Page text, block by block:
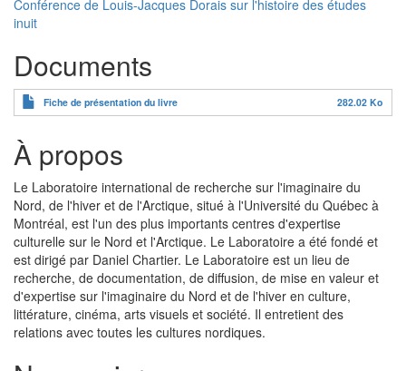
Conférence de Louis-Jacques Dorais sur l'histoire des études
inuit
Documents
Fiche de présentation du livre 282.02 Ko
À propos
Le Laboratoire international de recherche sur l'imaginaire du
Nord, de l'hiver et de l'Arctique, situé à l'Université du Québec à
Montréal, est l'un des plus importants centres d'expertise
culturelle sur le Nord et l'Arctique. Le Laboratoire a été fondé et
est dirigé par Daniel Chartier. Le Laboratoire est un lieu de
recherche, de documentation, de diffusion, de mise en valeur et
d'expertise sur l'imaginaire du Nord et de l'hiver en culture,
littérature, cinéma, arts visuels et société. Il entretient des
relations avec toutes les cultures nordiques.